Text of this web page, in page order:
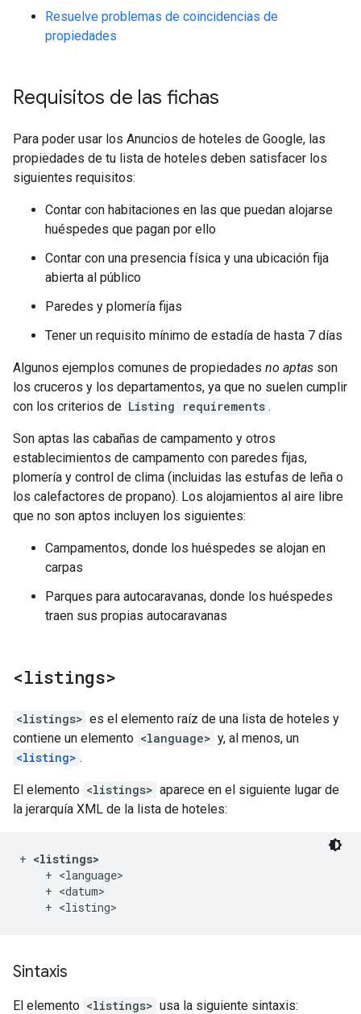
Resuelve problemas de coincidencias de
propiedades
Requisitos de las fichas
Para poder usar los Anuncios de hoteles de Google, las
propiedades de tu lista de hoteles deben satisfacer los
siguientes requisitos:
Contar con habitaciones en las que puedan alojarse
huéspedes que pagan por ello
Contar con una presencia física y una ubicación fija
abierta al público
Paredes y plomería fijas
Tener un requisito mínimo de estadía de hasta 7 días
Algunos ejemplos comunes de propiedades no aptas son
los cruceros y los departamentos, ya que no suelen cumplir
con los criterios de Listing requirements .
Son aptas las cabañas de campamento y otros
establecimientos de campamento con paredes fijas,
plomería y control de clima (incluidas las estufas de leña o
los calefactores de propano). Los alojamientos al aire libre
que no son aptos incluyen los siguientes:
Campamentos, donde los huéspedes se alojan en
carpas
Parques para autocaravanas, donde los huéspedes
traen sus propias autocaravanas
<listings>
<listings> es el elemento raíz de una lista de hoteles y
contiene un elemento <language> y, al menos, un
<listing> .
El elemento <listings> aparece en el siguiente lugar de
la jerarquía XML de la lista de hoteles:
+ <listings>
    + <language>
    + <datum>
Sintaxis
El elemento <listings> usa la siguiente sintaxis: